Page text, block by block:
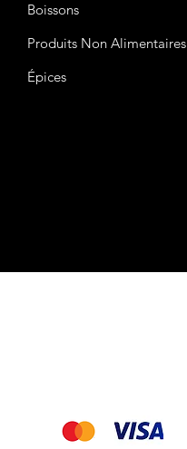
Boissons
Produits Non Alimentaires
Épices